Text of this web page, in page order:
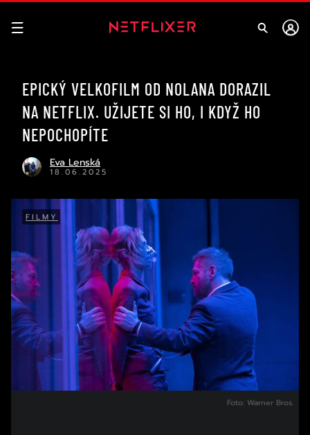
EPICKÝ VELKOFILM OD NOLANA DORAZIL
NA NETFLIX. UŽIJETE SI HO, I KDYŽ HO
NEPOCHOPÍTE
Eva Lenská
18.06.2025
FILMY
Foto: Warner Bros.